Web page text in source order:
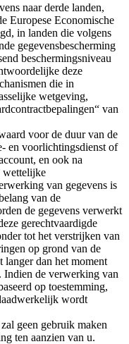
naar derde landen,
Europese Economische
in landen die volgens
gegevensbescherming
beschermingsniveau
deze
die in
wetgeving,
van
voor de duur van de
en voorlichtingsdienst of
en ook na
wettelijke
van gegevens is
van de
de gegevens verwerkt
gerechtvaardigde
tot het verstrijken van
op grond van de
langer dan het moment
Indien de verwerking van
op toestemming,
wordt
geen gebruik maken
ten aanzien van u.